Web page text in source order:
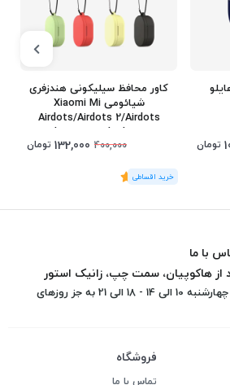
تومان
کاور محافظ سیلیکونی هندزفری
شیائومی Xiaomi Mi
Airdots/Airdots 2/Airdots
S/Airdots 2S/Earbuds Basic 2
400,000
132,000 تومان
(1رای)
5
با ما
از هاکوپیان، سمت چپ، زانیک استور
ساعت پاسخگویی : شنبه تا چهارشنبه 10 الی 14 - 18 الی 21 به جز روزهای
فروشگاه